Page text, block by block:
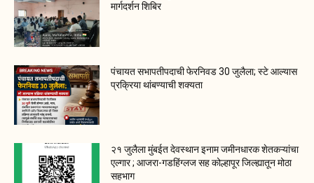
मार्गदर्शन शिबिर
पंचायत सभापतीपदाची फेरनिवड 30 जुलैला; स्टे आल्यास
प्रक्रिया थांबण्याची शक्यता
२१ जुलैला मुंबईत देवस्थान इनाम जमीनधारक शेतकऱ्यांचा
एल्गार ; आजरा-गडहिंग्लज सह कोल्हापूर जिल्ह्यातून मोठा
सहभाग